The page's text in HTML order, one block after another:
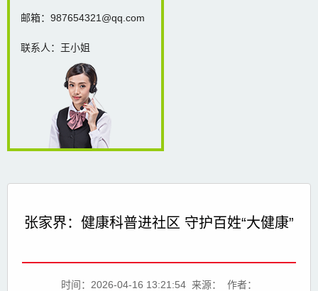
邮箱：987654321@qq.com
联系人：王小姐
张家界：健康科普进社区 守护百姓“大健康”
时间：2026-04-16 13:21:54 来源： 作者：